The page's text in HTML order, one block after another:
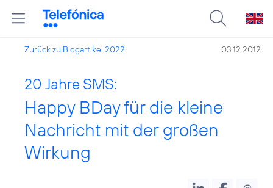
Zurück zu Blogartikel 2022 03.12.2012
20 Jahre SMS:
Happy BDay für die kleine
Nachricht mit der großen
Wirkung